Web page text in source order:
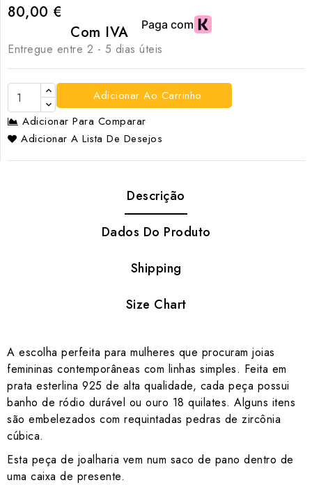
80,00 €
Com IVA
Entregue entre 2 - 5 dias úteis
Adicionar Ao Carrinho
Adicionar Para Comparar
Adicionar A Lista De Desejos
Descrição
Dados Do Produto
Shipping
Size Chart
A escolha perfeita para mulheres que procuram joias
femininas contemporâneas com linhas simples. Feita em
prata esterlina 925 de alta qualidade, cada peça possui
banho de ródio durável ou ouro 18 quilates. Alguns itens
são embelezados com requintadas pedras de zircônia
cúbica.
Esta peça de joalharia vem num saco de pano dentro de
uma caixa de presente.